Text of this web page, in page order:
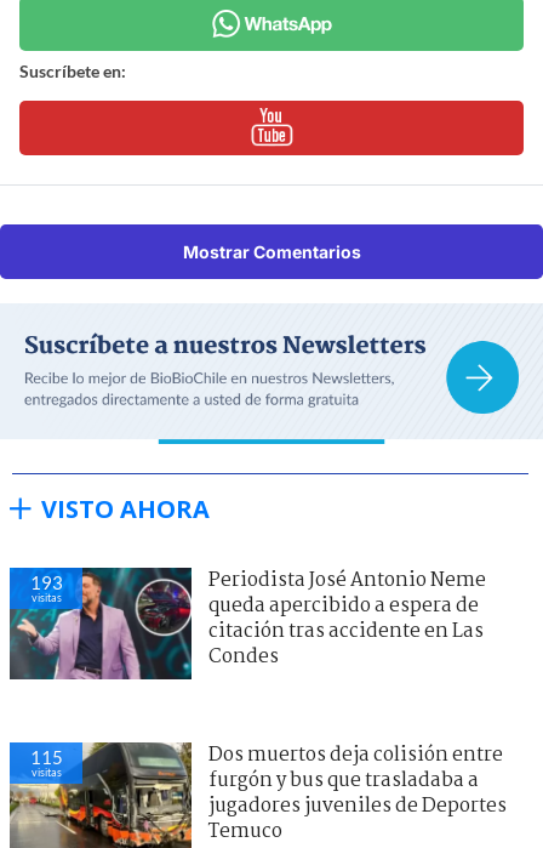
Suscríbete en:
Mostrar Comentarios
VISTO AHORA
193
visitas
Periodista José Antonio Neme
queda apercibido a espera de
citación tras accidente en Las
Condes
115
visitas
Dos muertos deja colisión entre
furgón y bus que trasladaba a
jugadores juveniles de Deportes
Temuco